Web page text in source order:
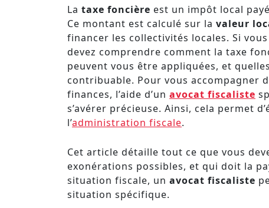
La taxe foncière est un impôt local
Ce montant est calculé sur la valeur
financer les collectivités locales. Si
devez comprendre comment la taxe
peuvent vous être appliquées, et
contribuable. Pour vous accompagner
finances, l’aide d’un avocat fiscaliste
s’avérer précieuse. Ainsi, cela permet
l’administration fiscale.
Cet article détaille tout ce que vous
exonérations possibles, et qui doit la
situation fiscale, un avocat fiscaliste
situation spécifique.